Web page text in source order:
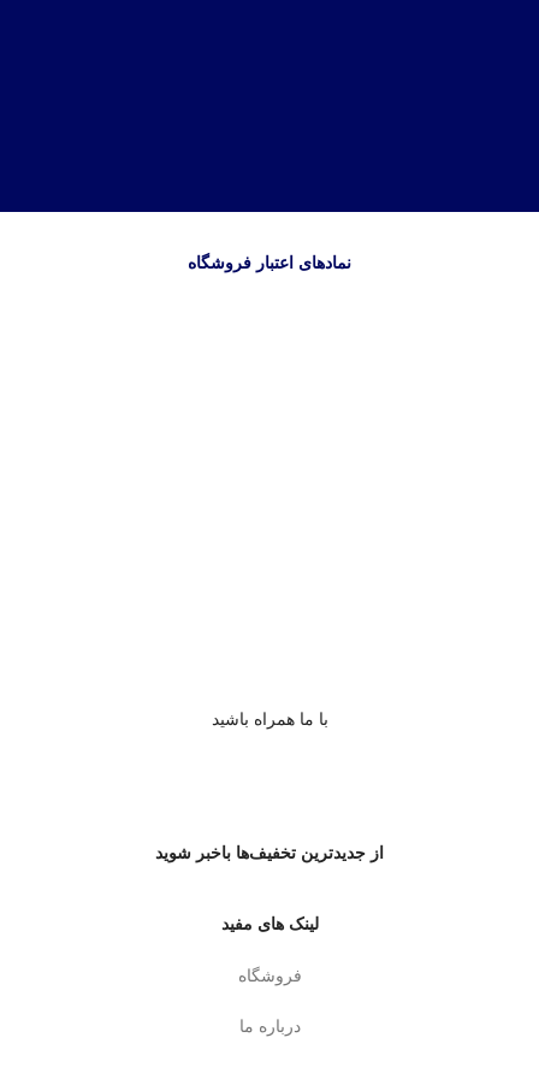
نمادهای اعتبار فروشگاه
با ما همراه باشید
از جدیدترین تخفیف‌ها باخبر شوید
لینک های مفید
فروشگاه
درباره ما